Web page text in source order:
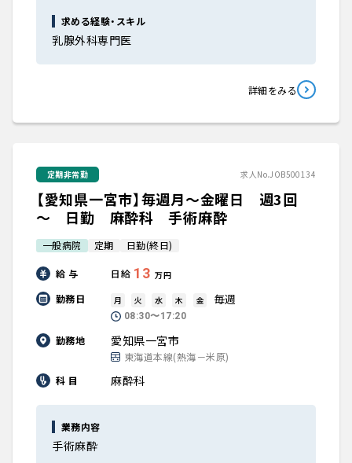
求める経験・スキル
乳腺外科専門医
詳細をみる
定期非常勤 求人No.JOB500134
【愛知県一宮市】毎週月～金曜日 週3回
～ 日勤 麻酔科 手術麻酔
一般病院 定期 日勤(終日)
給 与 日給 13 万円
勤務日 月 火 水 木 金 毎週
08:30〜17:20
勤務地 愛知県一宮市
東海道本線(熱海－米原)
科 目
麻酔科
業務内容
手術麻酔